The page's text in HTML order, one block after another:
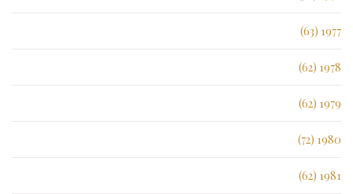
1977 (63)
1978 (62)
1979 (62)
1980 (72)
1981 (62)